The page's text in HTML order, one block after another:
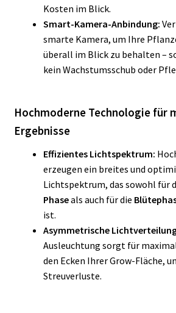
Kosten im Blick.
Smart-Kamera-Anbindung:
smarte Kamera, um Ihre
überall im Blick zu behalten –
kein Wachstumsschub oder
Hochmoderne Technologie für
Ergebnisse
Effizientes Lichtspektrum:
erzeugen ein breites und
Lichtspektrum, das sowohl für
Phaseals auch für die
ist.
Asymmetrische
Ausleuchtung sorgt für
den Ecken Ihrer Grow-Fläche,
Streuverluste.